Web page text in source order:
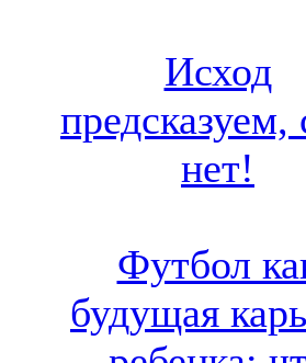
Исход
предсказуем,
нет!
Футбол
будущая